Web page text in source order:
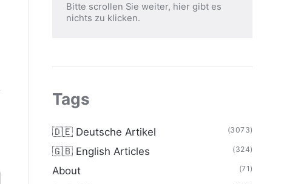
Bitte scrollen Sie weiter, hier gibt es
nichts zu klicken.
Tags
🇩🇪 Deutsche Artikel (3073)
🇬🇧 English Articles (324)
About (71)